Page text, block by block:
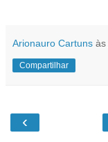
Arionauro Cartuns às
Compartilhar
‹